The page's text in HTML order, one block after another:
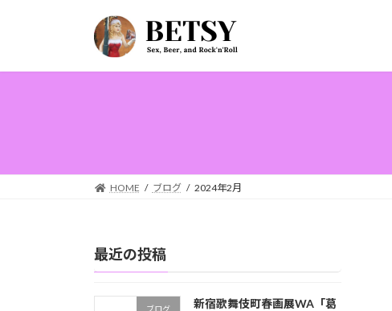
HOME ブログ 2024年2月
最近の投稿
ブログ
新宿歌舞伎町春画展WA「葛